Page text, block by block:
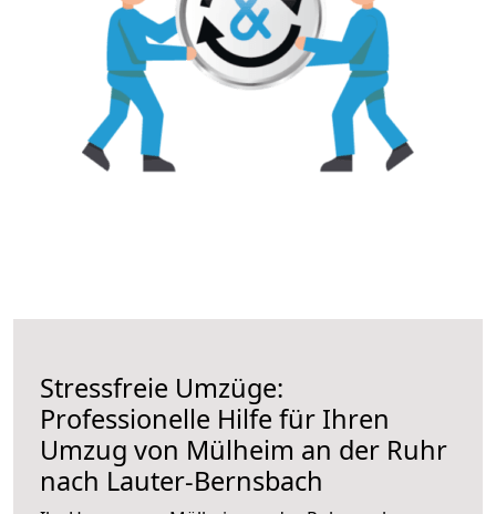
Stressfreie Umzüge:
Professionelle Hilfe für Ihren
Umzug von Mülheim an der Ruhr
nach Lauter-Bernsbach